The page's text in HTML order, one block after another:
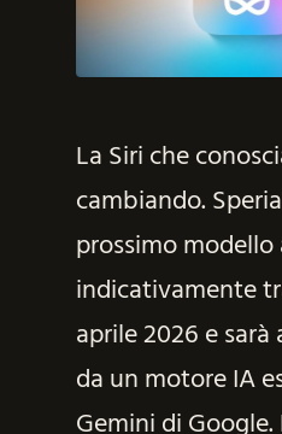
La Siri che
cambiando.
prossimo modello
indicativamente
aprile 2026 e
da un motore IA
Gemini di Google.